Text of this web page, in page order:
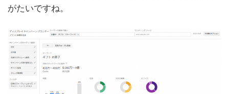
がたいですね。